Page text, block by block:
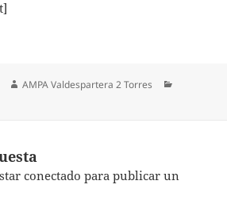
Autor
AMPA Valdespartera 2 Torres
conectado para publicar un